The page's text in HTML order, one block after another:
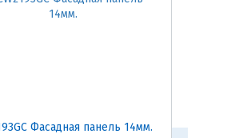
Фасадная панель 14мм.